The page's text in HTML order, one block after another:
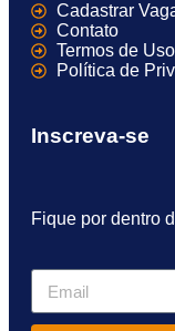
Cadastrar
Contato
Termos de Uso
Política de
Inscreva-se
Fique por dentro